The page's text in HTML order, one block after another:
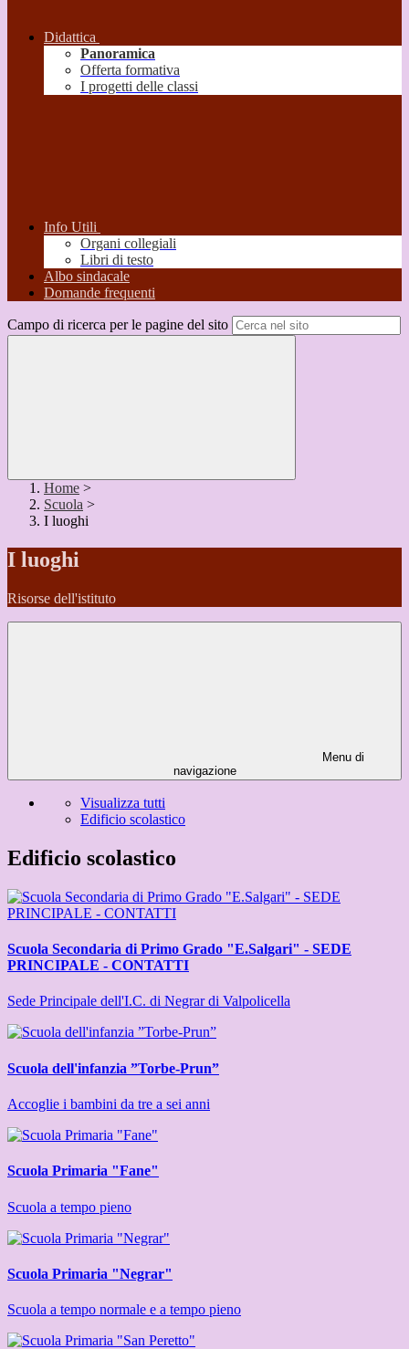
Didattica
Panoramica
Offerta formativa
I progetti delle classi
Info Utili
Organi collegiali
Libri di testo
Albo sindacale
Domande frequenti
Campo di ricerca per le pagine del sito
Home >
Scuola >
I luoghi
I luoghi
Risorse dell'istituto
Menu di
navigazione
Visualizza tutti
Edificio scolastico
Edificio scolastico
Scuola Secondaria di Primo Grado "E.Salgari" - SEDE
PRINCIPALE - CONTATTI
Sede Principale dell'I.C. di Negrar di Valpolicella
Scuola dell'infanzia ”Torbe-Prun”
Accoglie i bambini da tre a sei anni
Scuola Primaria "Fane"
Scuola a tempo pieno
Scuola Primaria "Negrar"
Scuola a tempo normale e a tempo pieno